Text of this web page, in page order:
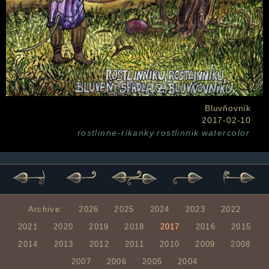
Bluvňovník
2017-02-10
rostlinne-rikanky rostlinnik watercolor
Archive: 2026 2025 2024 2023
2022
2021
2020 2019 2018 2017 2016
2015
2014
2013 2012 2011 2010 2009
2008
2007
2006 2005 2004